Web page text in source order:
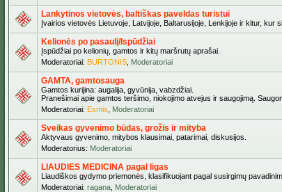
Lankytinos vietovės, baltiškas paveldas turistui
Įvairios vietovės Lietuvoje, Latvijoje, Baltarusijoje, Lenkijoje ir kitur, kur
Kelionės po pasaulį/Ispūdžiai
Įspūdžiai po kelionių, gamtos ir kitų maršrutų aprašai.
Moderatoriai: BURTONIS Moderatoriai
GAMTA, gamtosauga
Gamtos kurijina: augalija, gyvūnija, vabzdžiai.
Pranešimai apie gamtos teršimo, niokojimo atvejus ir saugojimą.
Moderatoriai: Esmis Moderatoriai
Sveikas gyvenimo būdas, grožis ir mityba
Aktyvaus gyvenimo, mitybos klausimai, patarimai, diskusijos.
Moderatorius: Moderatoriai
LIAUDIES MEDICINA pagal ligas
Liaudiškos gydymo priemonės, klasifikuojant pagal susirgimų
Moderatoriai: ragana Moderatoriai